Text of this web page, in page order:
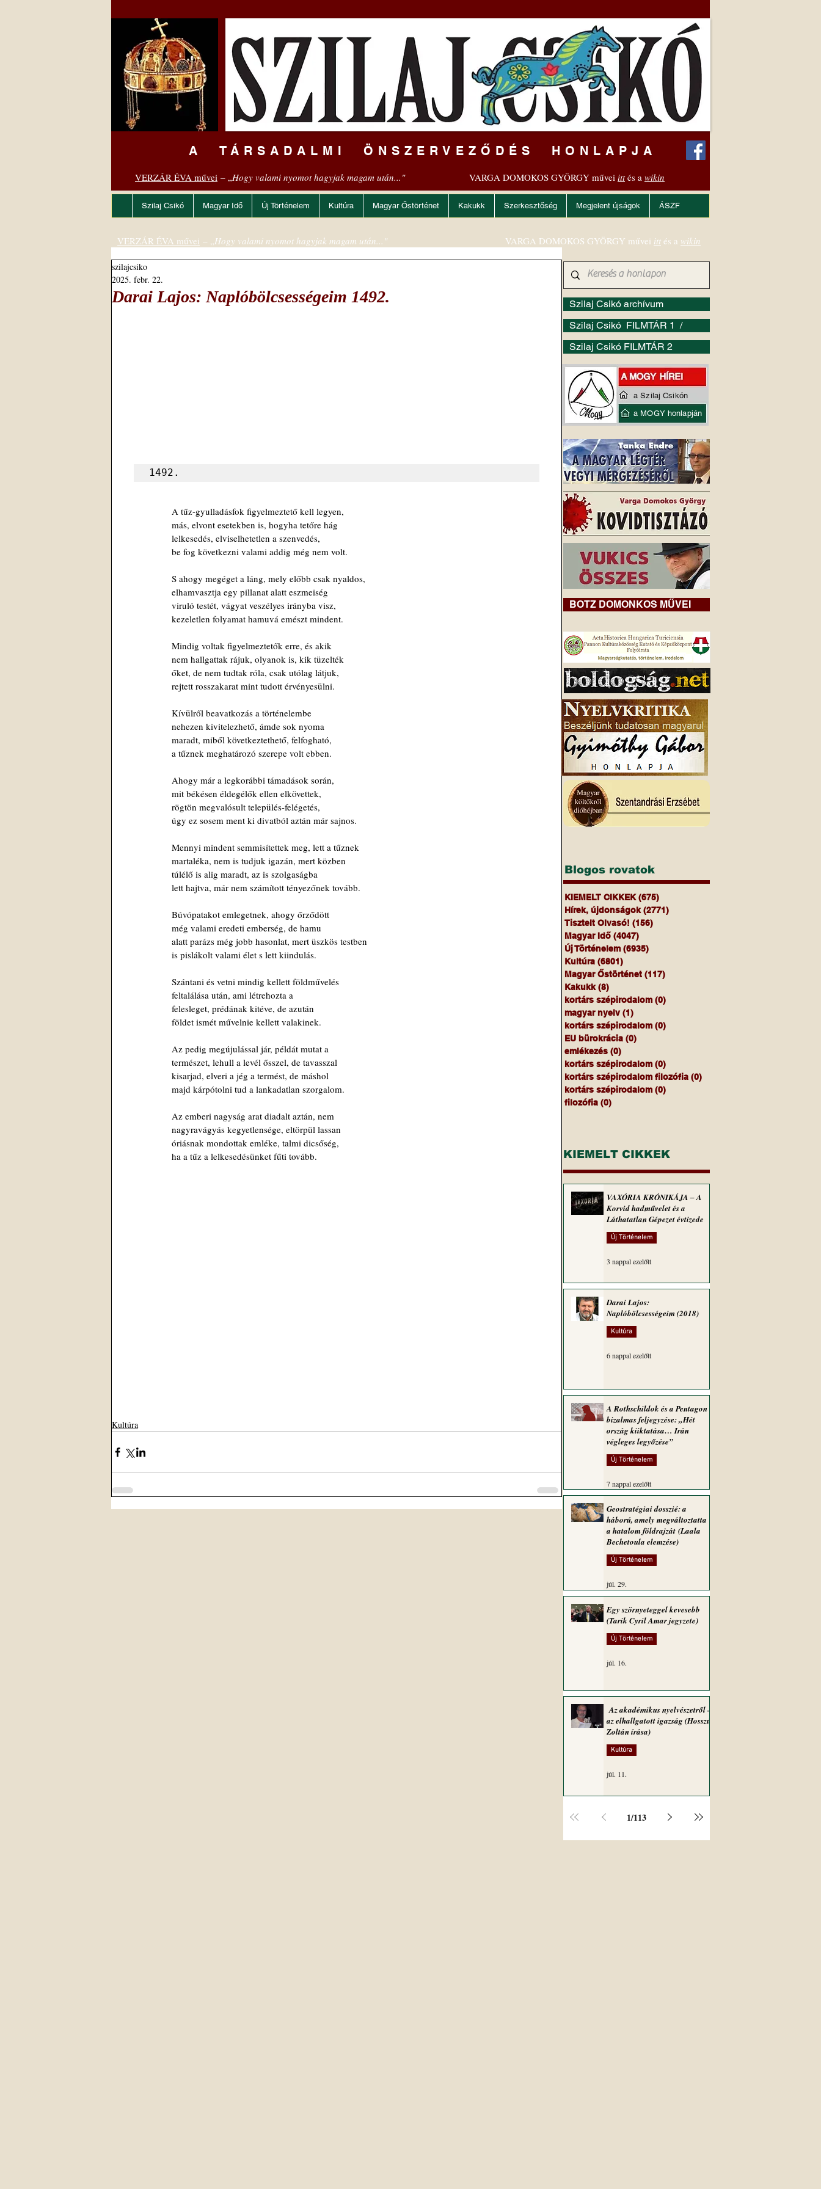
A TÁRSADALMI ÖNSZERVEZŐDÉS HONLAPJA
VERZÁR ÉVA művei – „Hogy valami nyomot hagyjak magam után..." VARGA DOMOKOS GYÖRGY művei ittés a wikin
Szilaj Csikó Magyar Idő Új Történelem Kultúra Magyar Őstörténet Kakukk Szerkesztőség Megjelent újságok ÁSZF
Darai Lajos: Naplóbölcsességeim 1492.
szilajcsiko
2025. febr. 22.
1492.
A tűz-gyulladásfok figyelmeztető kell legyen,
más, elvont esetekben is, hogyha tetőre hág
lelkesedés, elviselhetetlen a szenvedés,
be fog következni valami addig még nem volt.
S ahogy megéget a láng, mely előbb csak nyaldos,
elhamvasztja egy pillanat alatt eszmeiség
viruló testét, vágyat veszélyes irányba visz,
kezeletlen folyamat hamuvá emészt mindent.
Mindig voltak figyelmeztetők erre, és akik
nem hallgattak rájuk, olyanok is, kik tüzelték
őket, de nem tudtak róla, csak utólag látjuk,
rejtett rosszakarat mint tudott érvényesülni.
Kívülről beavatkozás a történelembe
nehezen kivitelezhető, ámde sok nyoma
maradt, miből következtethető, felfogható,
a tűznek meghatározó szerepe volt ebben.
Ahogy már a legkorábbi támadások során,
mit békésen éldegélők ellen elkövettek,
rögtön megvalósult település-felégetés,
úgy ez sosem ment ki divatból aztán már sajnos.
Mennyi mindent semmisítettek meg, lett a tűznek
martaléka, nem is tudjuk igazán, mert közben
túlélő is alig maradt, az is szolgaságba
lett hajtva, már nem számított tényezőnek tovább.
Búvópatakot emlegetnek, ahogy őrződött
még valami eredeti emberség, de hamu
alatt parázs még jobb hasonlat, mert üszkös testben
is pislákolt valami élet s lett kiindulás.
Szántani és vetni mindig kellett földművelés
feltalálása után, ami létrehozta a
felesleget, prédának kitéve, de azután
földet ismét művelnie kellett valakinek.
Az pedig megújulással jár, példát mutat a
természet, lehull a levél ősszel, de tavasszal
kisarjad, elveri a jég a termést, de máshol
majd kárpótolni tud a lankadatlan szorgalom.
Az emberi nagyság arat diadalt aztán, nem
nagyravágyás kegyetlensége, eltörpül lassan
óriásnak mondottak emléke, talmi dicsőség,
ha a tűz a lelkesedésünket fűti tovább.
Kultúra
Szilaj Csikó archívum
Szilaj Csikó FILMTÁR 1 /
Szilaj Csikó FILMTÁR 2
VERZÁR ÉVA művei – „Hogy valami nyomot hagyjak magam után..." VARGA DOMOKOS GYÖRGY művei itt és a wikin
BOTZ DOMONKOS MŰVEI
Blogos rovatok
KIEMELT CIKKEK (675)
Hírek, újdonságok (2771)
Tisztelt Olvasó! (156)
Magyar Idő (4047)
Új Történelem (6935)
Kultúra (6801)
Magyar Őstörténet (117)
Kakukk (8)
kortárs szépirodalom (0)
magyar nyelv (1)
kortárs szépirodalom (0)
EU bürokrácia (0)
emlékezés (0)
kortárs szépirodalom (0)
kortárs szépirodalom filozófia (0)
kortárs szépirodalom (0)
filozófia (0)
KIEMELT CIKKEK
VAXÓRIA KRÓNIKÁJA ‒ A
Korvid hadművelet és a
Láthatatlan Gépezet évtizede
Új Történelem
3 nappal ezelőtt
Darai Lajos:
Naplóbölcsességeim (2018)
Kultúra
6 nappal ezelőtt
A Rothschildok és a Pentagon
bizalmas feljegyzése: „Hét
ország kiiktatása… Irán
végleges legyőzése”
Új Történelem
7 nappal ezelőtt
Geostratégiai dosszié: a
háború, amely megváltoztatta
a hatalom földrajzát (Laala
Bechetoula elemzése)
Új Történelem
júl. 29.
Egy szörnyeteggel kevesebb
(Tarik Cyril Amar jegyzete)
Új Történelem
júl. 16.
Az akadémikus nyelvészetről –
az elhallgatott igazság (Hosszú
Zoltán írása)
Kultúra
júl. 11.
1/113
a Szilaj Csikón
a MOGY honlapján